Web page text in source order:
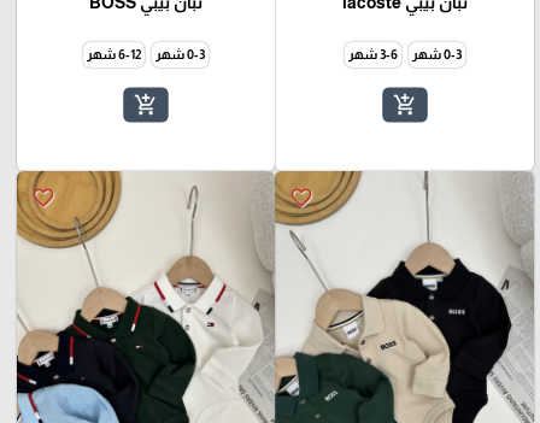
0-3 شهر 3-6 شهر
add_shopping_cart
0-3 شهر 6-12 شهر
add_shopping_cart
favorite_border
favorite_border